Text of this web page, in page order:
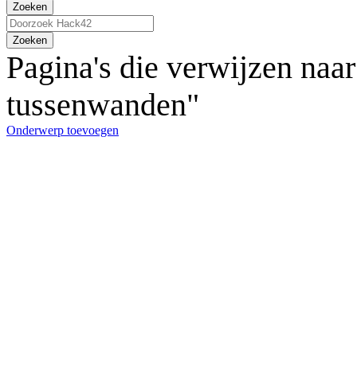
Zoeken
Zoeken
Pagina's die verwijzen
tussenwanden"
Onderwerp toevoegen